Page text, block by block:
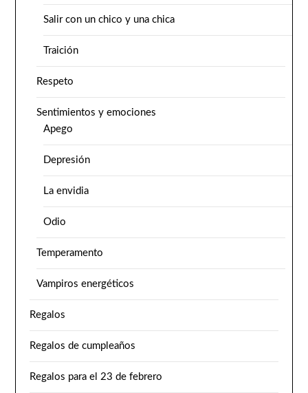
Salir con un chico y una chica
Traición
Respeto
Sentimientos y emociones
Apego
Depresión
La envidia
Odio
Temperamento
Vampiros energéticos
Regalos
Regalos de cumpleaños
Regalos para el 23 de febrero